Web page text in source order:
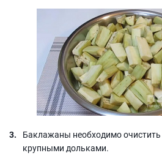
Баклажаны необходимо
крупными дольками.